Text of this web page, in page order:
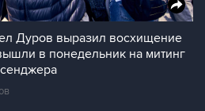
Дуров выразил восхищение
в понедельник на митинг